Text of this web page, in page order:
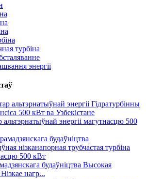
турбіна
энергіі
альтэрнатыўнай энергіі магутнасцю 500
будаўніцтва Высокая
нагр...